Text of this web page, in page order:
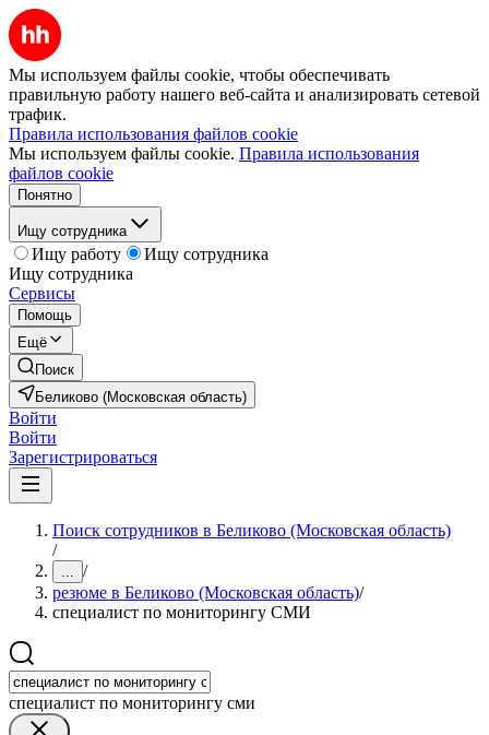
Мы используем файлы cookie, чтобы обеспечивать
правильную работу нашего веб-сайта и анализировать сетевой
трафик.
Правила использования файлов cookie
Мы используем файлы cookie. Правила использования
файлов cookie
Понятно
Ищу сотрудника
Ищу работу
Ищу сотрудника
Ищу сотрудника
Сервисы
Помощь
Ещё
Поиск
Беликово (Московская область)
Войти
Войти
Зарегистрироваться
Поиск сотрудников в Беликово (Московская область)
/
... /
резюме в Беликово (Московская область)/
специалист по мониторингу СМИ
специалист по мониторингу сми